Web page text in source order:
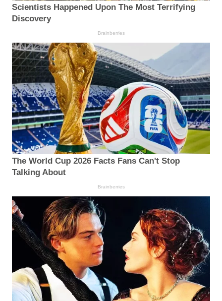
Scientists Happened Upon The Most Terrifying
Discovery
Brainberries
The World Cup 2026 Facts Fans Can't Stop
Talking About
Brainberries